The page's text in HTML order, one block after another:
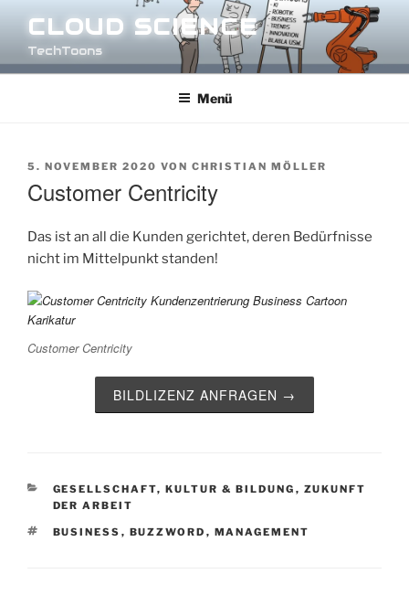
Inhalt
springen
CLOUD SCIENCE
TechToons
Menü
VERÖFFENTLICHT
5. NOVEMBER 2020 VON CHRISTIAN MÖLLER
Customer Centricity
Das ist an all die Kunden gerichtet, deren Bedürfnisse
nicht im Mittelpunkt standen!
Customer Centricity
BILDLIZENZ ANFRAGEN →
KATEGORIEN
GESELLSCHAFT, KULTUR & BILDUNG , ZUKUNFT
DER ARBEIT
SCHLAGWÖRTER
BUSINESS , BUZZWORD , MANAGEMENT